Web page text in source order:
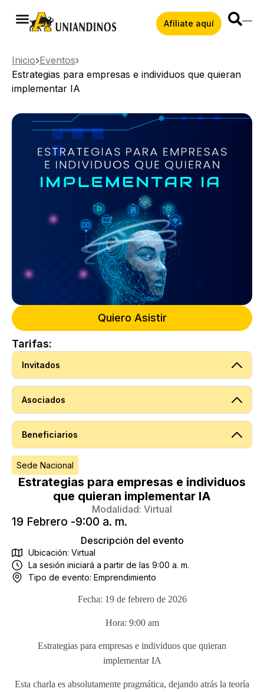
Afíliate aquí
Inicio Eventos
Estrategias para empresas e individuos que quieran
implementar IA
Quiero Asistir
Tarifas:
Invitados
Asociados
Beneficiarios
Sede Nacional
Estrategias para empresas e individuos
que quieran implementar IA
Modalidad: Virtual
19 Febrero -9:00 a. m.
Descripción del evento
Ubicación: Virtual
La sesión iniciará a partir de las 9:00 a. m.
Tipo de evento: Emprendimiento
Fecha: 19 de febrero de 2026
Hora: 9:00 am
Estrategias para empresas e individuos que quieran
implementar IA
Esta charla es absolutamente pragmática, dejando atrás la teoría